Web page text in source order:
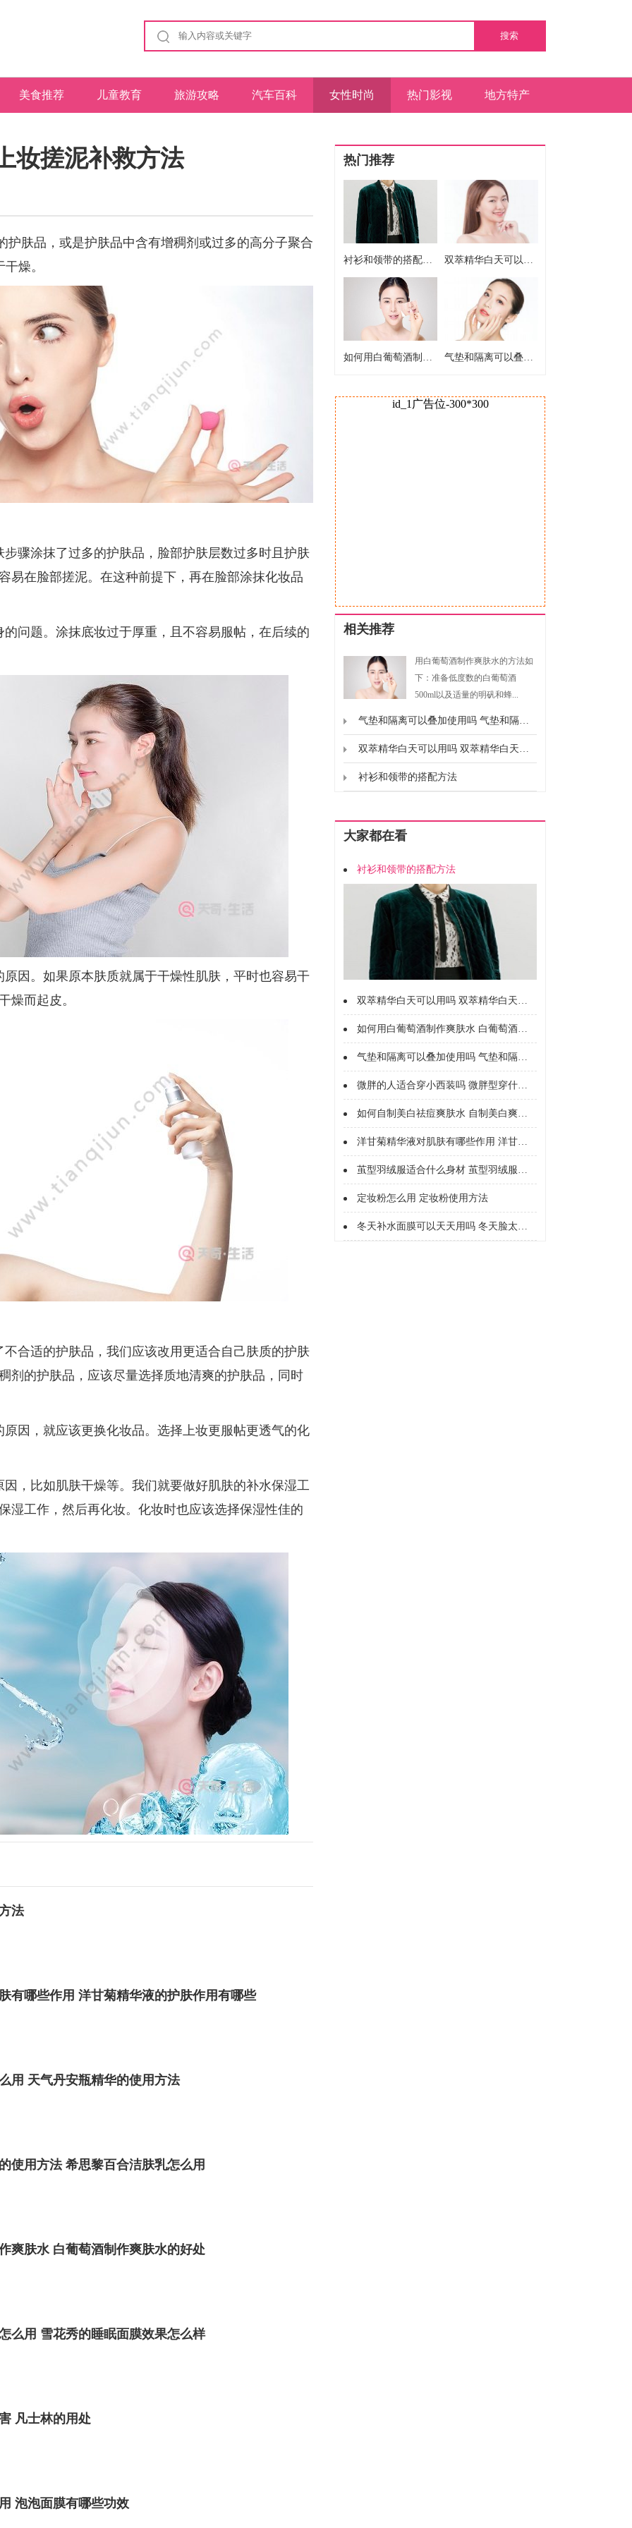
搜索
美食推荐 儿童教育 旅游攻略 汽车百科 女性时尚 热门影视 地方特产
妆搓泥补救方法
品，或是护肤品中含有增稠剂或过多的高分子聚合
燥。
涂抹了过多的护肤品，脸部护肤层数过多时且护肤
易在脸部搓泥。在这种前提下，再在脸部涂抹化妆品
题。涂抹底妆过于厚重，且不容易服帖，在后续的
。如果原本肤质就属于干燥性肌肤，平时也容易干
燥而起皮。
适的护肤品，我们应该改用更适合自己肤质的护肤
剂的护肤品，应该尽量选择质地清爽的护肤品，同时
，就应该更换化妆品。选择上妆更服帖更透气的化
比如肌肤干燥等。我们就要做好肌肤的补水保湿工
湿工作，然后再化妆。化妆时也应该选择保湿性佳的
法
有哪些作用 洋甘菊精华液的护肤作用有哪些
用 天气丹安瓶精华的使用方法
使用方法 希思黎百合洁肤乳怎么用
爽肤水 白葡萄酒制作爽肤水的好处
么用 雪花秀的睡眠面膜效果怎么样
凡士林的用处
泡泡面膜有哪些功效
热门推荐
衬衫和领带的搭配方法 双萃精华白天可以用吗 双萃精华白天能不能用
如何用白葡萄酒制作爽肤水 白葡萄酒制作爽肤水的好处 气垫和隔离可以叠加使用吗 气垫和隔离能不能一起用
id_1广告位-300*300
相关推荐
用白葡萄酒制作爽肤水的方法如
下：准备低度数的白葡萄酒
500ml以及适量的明矾和蜂...
气垫和隔离可以叠加使用吗 气垫和隔离能不能一起用
双萃精华白天可以用吗 双萃精华白天能不能用
衬衫和领带的搭配方法
大家都在看
衬衫和领带的搭配方法
双萃精华白天可以用吗 双萃精华白天能不能用
如何用白葡萄酒制作爽肤水 白葡萄酒制作爽肤水的好处
气垫和隔离可以叠加使用吗 气垫和隔离能不能一起用
微胖的人适合穿小西装吗 微胖型穿什么西服
如何自制美白祛痘爽肤水 自制美白爽肤水配方
洋甘菊精华液对肌肤有哪些作用 洋甘菊精华液的护肤作用有哪些
茧型羽绒服适合什么身材 茧型羽绒服配什么裤子
定妆粉怎么用 定妆粉使用方法
冬天补水面膜可以天天用吗 冬天脸太干可以每天敷面膜吗